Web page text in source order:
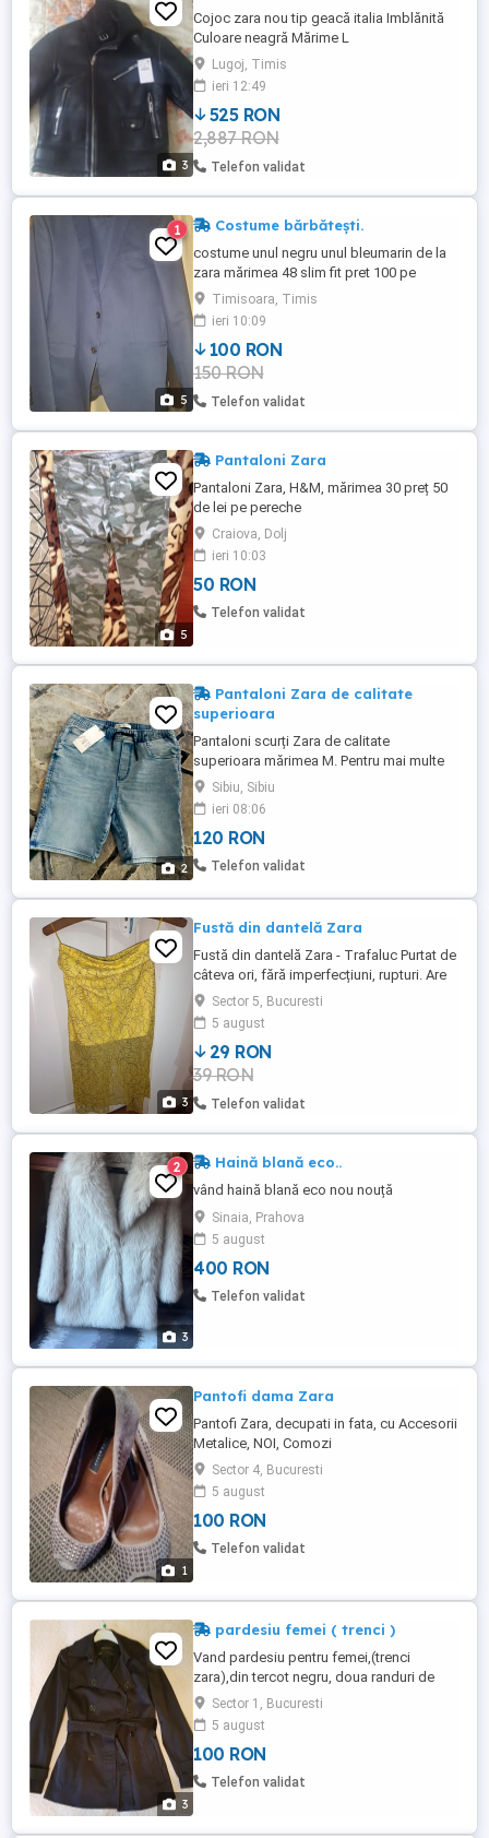
3
Cojoc zara nou tip geacă italia Imblănită
Culoare neagră Mărime L
Lugoj, Timis
ieri 12:49
525 RON
2,887 RON
Telefon validat
5
1 Costume bărbătești.
costume unul negru unul bleumarin de la
zara mărimea 48 slim fit pret 100 pe
bucata.costum negru lucios mărime
52,negru mat56,preț 100.
Timisoara, Timis
ieri 10:09
100 RON
150 RON
Telefon validat
5
Pantaloni Zara
Pantaloni Zara, H&M, mărimea 30 preț 50
de lei pe pereche
Craiova, Dolj
ieri 10:03
50 RON
Telefon validat
2
Pantaloni Zara de calitate
superioara
Pantaloni scurți Zara de calitate
superioara mărimea M. Pentru mai multe
detalii despre acest produs puneți
întrebări.
Sibiu, Sibiu
ieri 08:06
120 RON
Telefon validat
3
Fustă din dantelă Zara
Fustă din dantelă Zara - Trafaluc Purtat de
câteva ori, fără imperfecțiuni, rupturi. Are
căptușeală și crăpătură la spate Culoare:
Galben Material: Dantelă Mărime: M Preț:
29 Lei (Negociabil)
Sector 5, Bucuresti
5 august
29 RON
39 RON
Telefon validat
3
2 Haină blană eco..
vând haină blană eco nou nouță
Sinaia, Prahova
5 august
400 RON
Telefon validat
1
Pantofi dama Zara
Pantofi Zara, decupati in fata, cu Accesorii
Metalice, NOI, Comozi
Sector 4, Bucuresti
5 august
100 RON
Telefon validat
3
pardesiu femei ( trenci )
Vand pardesiu pentru femei,(trenci
zara),din tercot negru, doua randuri de
nasturi,stare foarte buna, marimea 32-34.
Sector 1, Bucuresti
5 august
100 RON
Telefon validat